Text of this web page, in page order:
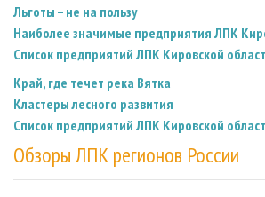
Льготы – не на пользу
Наиболее значимые предприятия ЛПК
Список предприятий ЛПК Кировской
Край, где течет река Вятка
Кластеры лесного развития
Список предприятий ЛПК Кировской
Обзоры ЛПК регионов России